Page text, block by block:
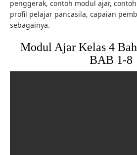
penggerak, contoh modul ajar,
profil pelajar pancasila, capaian
sebagainya.
Modul Ajar Kelas 4
BAB 1-8